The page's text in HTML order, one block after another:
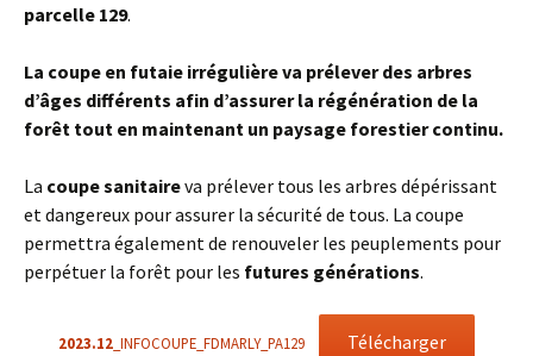
parcelle 129.
La coupe en futaie irrégulière va prélever des arbres
d’âges différents afin d’assurer la régénération de la
forêt tout en maintenant un paysage forestier continu.
La coupe sanitaireva prélever tous les arbres dépérissant
et dangereux pour assurer la sécurité de tous. La coupe
permettra également de renouveler les peuplements pour
perpétuer la forêt pour les futures générations.
2023.12 _INFOCOUPE_FDMARLY_PA129
Télécharger